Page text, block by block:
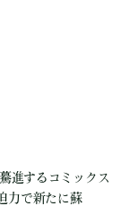
進するコミックス
力で新たに蘇